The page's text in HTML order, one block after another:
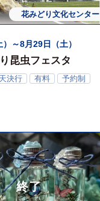
ワークショップ
展示・観賞
花みどり文化センター
～8月29日（土）
昆虫フェスタ
決行 有料 予約制
終了